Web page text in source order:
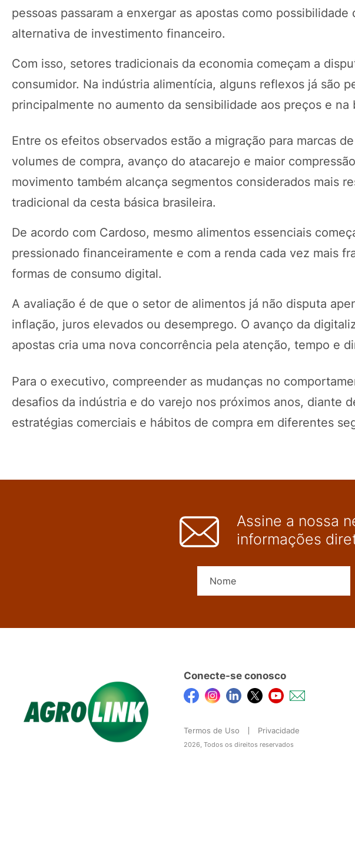
pessoas passaram a enxergar as apostas como
alternativa de investimento financeiro.
Com isso, setores tradicionais da economia começam a
consumidor. Na indústria alimentícia, alguns reflexos já são
principalmente no aumento da sensibilidade aos preços e na
Entre os efeitos observados estão a migração para marcas
volumes de compra, avanço do atacarejo e maior
movimento também alcança segmentos considerados mais
tradicional da cesta básica brasileira.
De acordo com Cardoso, mesmo alimentos essenciais
pressionado financeiramente e com a renda cada vez mais
formas de consumo digital.
A avaliação é de que o setor de alimentos já não disputa
inflação, juros elevados ou desemprego. O avanço da
apostas cria uma nova concorrência pela atenção, tempo e
Para o executivo, compreender as mudanças no
desafios da indústria e do varejo nos próximos anos, diante
estratégias comerciais e hábitos de compra em diferentes
Assine a nossa
informações
Conecte-se conosco
Termos de Uso Privacidade
2026, Todos os direitos reservados